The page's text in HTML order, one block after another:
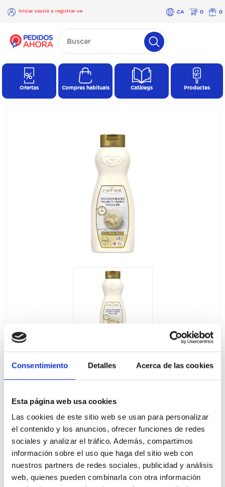
Consentimiento Detalles Acerca de las cookies
Esta página web usa cookies
Las cookies de este sitio web se usan para personalizar
el contenido y los anuncios, ofrecer funciones de redes
sociales y analizar el tráfico. Además, compartimos
información sobre el uso que haga del sitio web con
nuestros partners de redes sociales, publicidad y análisis
web, quienes pueden combinarla con otra información
Iniciar sessió o registrar-se CA 0 0
×
Iniciar
registrar-
Ofertas Compres habituals Catàlegs Productes
d'Or 900GR
Cajas